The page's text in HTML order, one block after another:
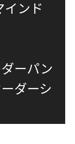
インド
ーパン
ダーシ